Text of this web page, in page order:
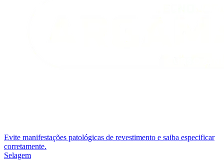
Evite manifestações patológicas de revestimento e saiba especificar
corretamente.
Selagem